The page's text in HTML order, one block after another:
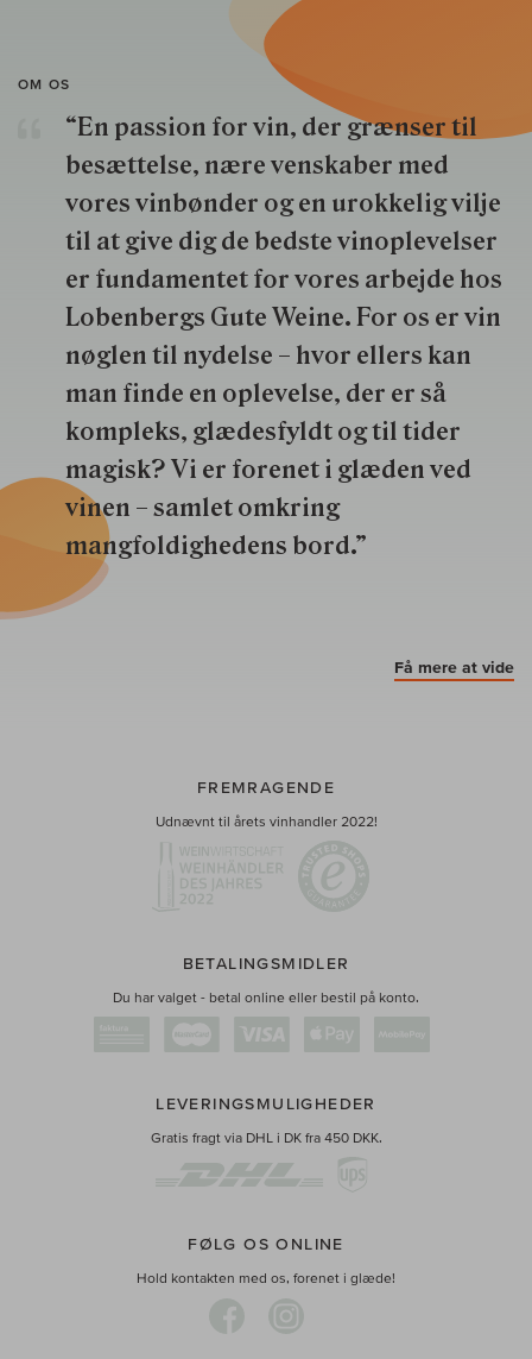
OM OS
“En passion for vin, der grænser til
besættelse, nære venskaber med
vores vinbønder og en urokkelig vilje
til at give dig de bedste vinoplevelser
er fundamentet for vores arbejde hos
Lobenbergs Gute Weine. For os er vin
nøglen til nydelse – hvor ellers kan
man finde en oplevelse, der er så
kompleks, glædesfyldt og til tider
magisk? Vi er forenet i glæden ved
vinen – samlet omkring
mangfoldighedens bord.”
Få mere at vide
FREMRAGENDE
Udnævnt til årets vinhandler 2022!
BETALINGSMIDLER
Du har valget - betal online eller bestil på konto.
LEVERINGSMULIGHEDER
Gratis fragt via DHL i DK fra 450 DKK.
FØLG OS ONLINE
Hold kontakten med os, forenet i glæde!